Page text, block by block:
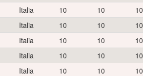
Italia 10 10 10
Italia 10 10 10
Italia 10 10 10
Italia 10 10 10
Italia 10 10 10